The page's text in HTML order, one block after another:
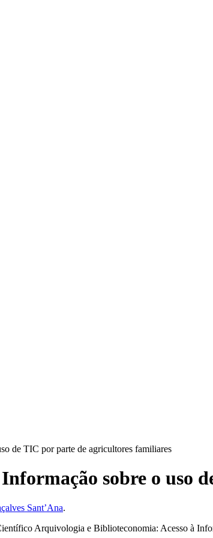
de TIC por parte de agricultores familiares
sobre o uso
Sant’Ana.
Arquivologia e Biblioteconomia: Acesso à